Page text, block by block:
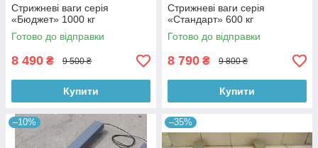
Стрижневі ваги серія
«Бюджет» 1000 кг
Готово до відправки
8 490 ₴ 9 500 ₴
Купити
Стрижневі ваги серія
«Стандарт» 600 кг
Готово до відправки
8 790 ₴ 9 800 ₴
Купити
–10% –35%